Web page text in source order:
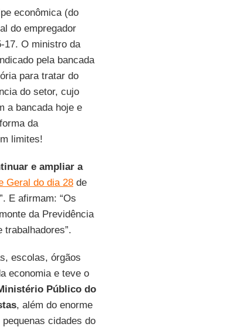
econômica (do
do empregador
17. O ministro da
pela bancada
para tratar do
do setor, cujo
a bancada hoje e
da
limites!
e ampliar a
Geral do dia 28de
E afirmam: “Os
da Previdência
escolas, órgãos
economia e teve o
Público do
, além do enorme
cidades do